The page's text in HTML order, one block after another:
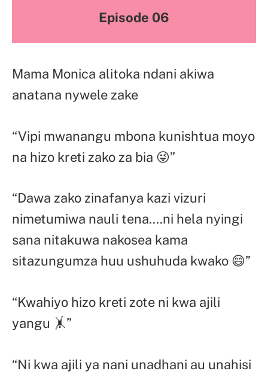
Episode 06
Mama Monica alitoka ndani akiwa
anatana nywele zake
“Vipi mwanangu mbona kunishtua moyo
na hizo kreti zako za bia 😜”
“Dawa zako zinafanya kazi vizuri
nimetumiwa nauli tena….ni hela nyingi
sana nitakuwa nakosea kama
sitazungumza huu ushuhuda kwako 😄”
“Kwahiyo hizo kreti zote ni kwa ajili
yangu 🤸”
“Ni kwa ajili ya nani unadhani au unahisi